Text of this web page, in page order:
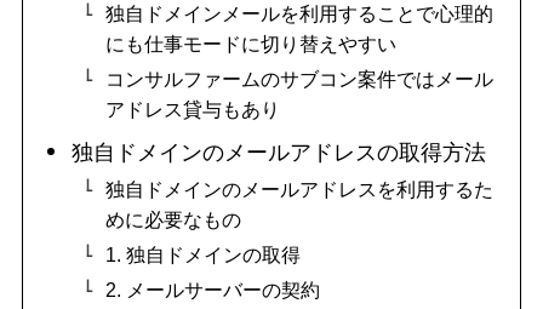
独自ドメインメールを利用することで心理的
にも仕事モードに切り替えやすい
コンサルファームのサブコン案件ではメール
アドレス貸与もあり
独自ドメインのメールアドレスの取得方法
独自ドメインのメールアドレスを利用するた
めに必要なもの
1. 独自ドメインの取得
2. メールサーバーの契約